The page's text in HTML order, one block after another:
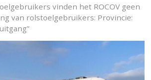
vinden het ROCOV geen
van rolstoelgebruikers: Provincie: